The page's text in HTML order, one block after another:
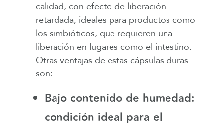
calidad, con efecto de liberación
retardada, ideales para productos como
los simbióticos, que requieren una
liberación en lugares como el intestino.
Otras ventajas de estas cápsulas duras
son:
Bajo contenido de humedad:
condición ideal para el